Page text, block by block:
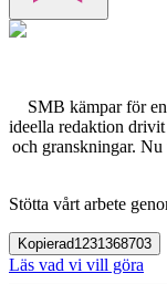
SMB kämpar för
ideella redaktion
och granskningar.
Stötta vårt arbete
Kopierad1231368703
Läs vad vi vill göra